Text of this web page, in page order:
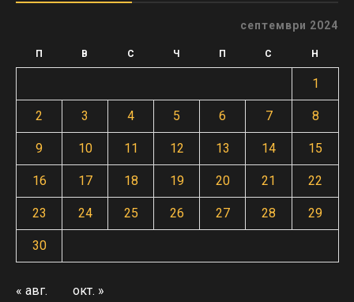
септември 2024
П В С Ч П С Н
1
2 3 4 5 6 7 8
9 10 11 12 13 14 15
16 17 18 19 20 21 22
23 24 25 26 27 28 29
30
« авг. окт. »